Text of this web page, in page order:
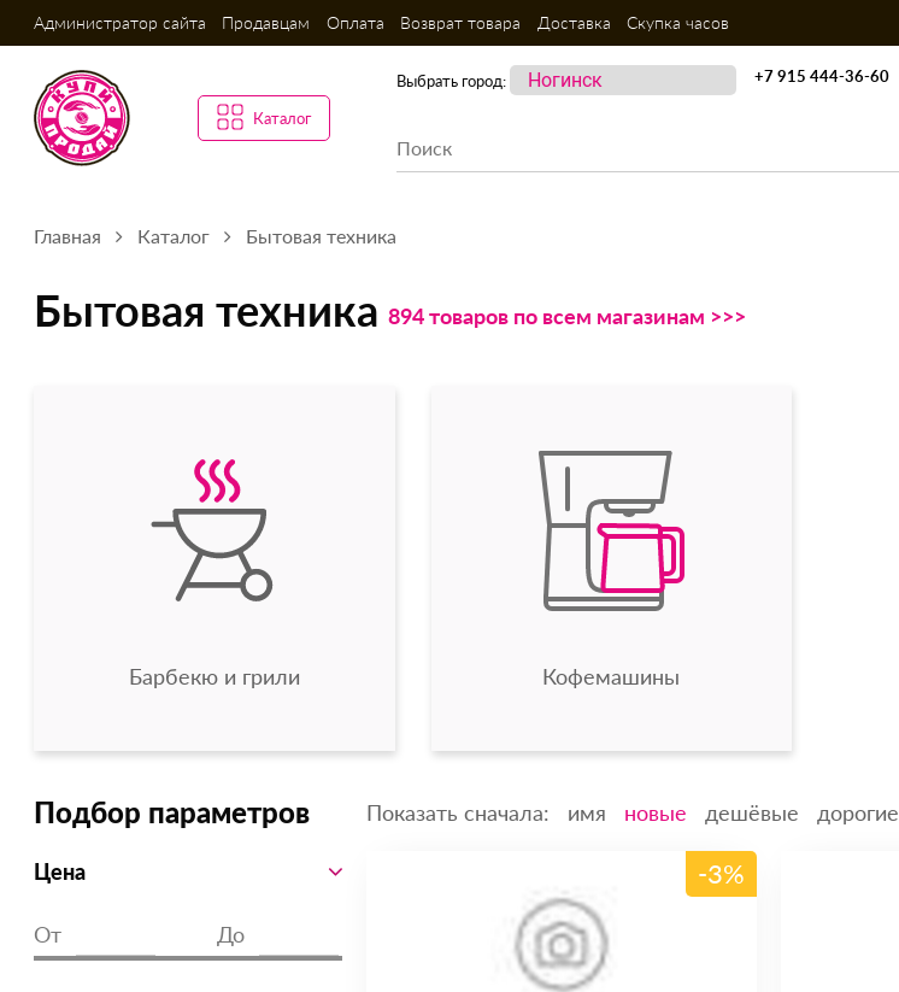
Администратор сайта Продавцам Оплата Возврат товара Доставка Скупка часов
Каталог
Выбрать город: +7 915 444-36-60
Главная Каталог Бытовая техника
Бытовая техника 894 товаров по всем магазинам >>>
Барбекю и грили Кофемашины
Подбор параметров
Цена
От До
Показать сначала: имя новые дешёвые дорогие
-3%